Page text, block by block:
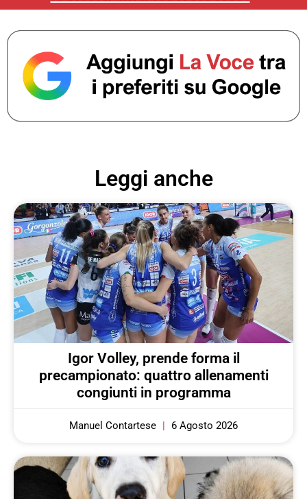
Leggi anche
Igor Volley, prende forma il
precampionato: quattro allenamenti
congiunti in programma
Manuel Contartese 6 Agosto 2026